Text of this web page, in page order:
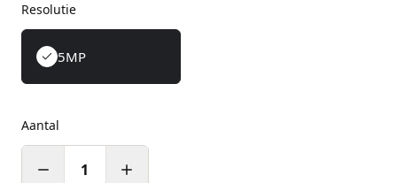
Resolutie
5MP
Aantal
1